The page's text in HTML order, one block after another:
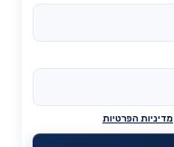
מדיניות הפרטיות